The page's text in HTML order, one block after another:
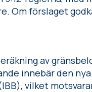
Om förslaget
av
innebär den
vilket